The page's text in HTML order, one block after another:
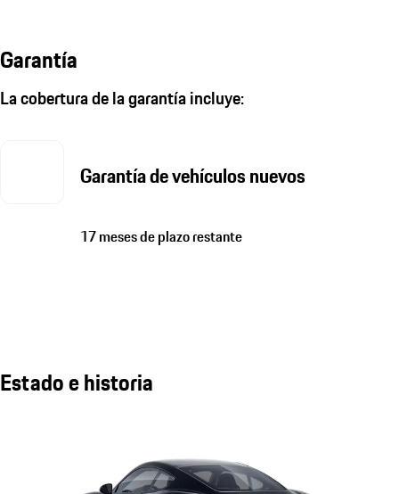
Garantía
La cobertura de la garantía incluye:
Garantía de vehículos nuevos
17 meses de plazo restante
Estado e historia